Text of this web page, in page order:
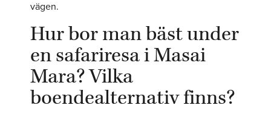
vägen.
Hur bor man bäst under
en safariresa i Masai
Mara? Vilka
boendealternativ finns?